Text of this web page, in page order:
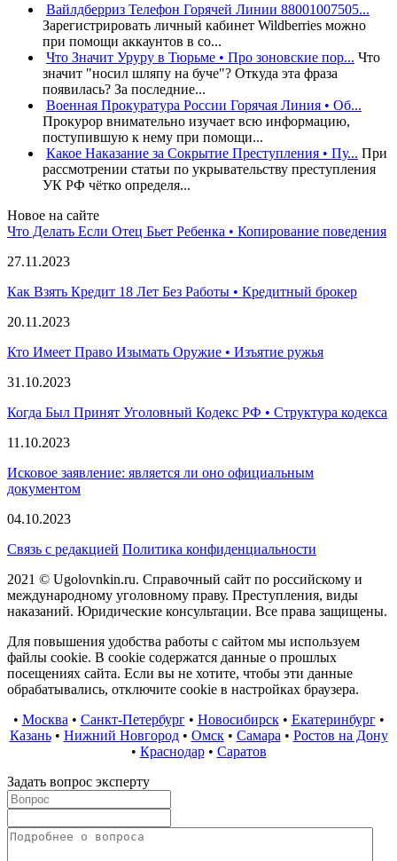
Вайлдберриз Телефон Горячей Линии 88001007505...
Зарегистрировать личный кабинет Wildberries можно
при помощи аккаунтов в со...
Что Значит Уруру в Тюрьме • Про зоновские пор... Что
значит "носил шляпу на буче"? Откуда эта фраза
появилась? За последние...
Военная Прокуратура России Горячая Линия • Об...
Прокурор внимательно изучает всю информацию,
поступившую к нему при помощи...
Какое Наказание за Сокрытие Преступления • Пу... При
рассмотрении статьи по укрывательству преступления
УК РФ чётко определя...
Новое на сайте
Что Делать Если Отец Бьет Ребенка • Копирование поведения
27.11.2023
Как Взять Кредит 18 Лет Без Работы • Кредитный брокер
20.11.2023
Кто Имеет Право Изымать Оружие • Изъятие ружья
31.10.2023
Когда Был Принят Уголовный Кодекс РФ • Структура кодекса
11.10.2023
Исковое заявление: является ли оно официальным
документом
04.10.2023
Связь с редакцией Политика конфиденциальности
2021 © Ugolovnkin.ru. Справочный сайт по российскому и
международному уголовному праву. Преступления, виды
наказаний. Юридические консультации. Все права защищены.
Для повышения удобства работы с сайтом мы используем
файлы cookie. В cookie содержатся данные о прошлых
посещениях сайта. Если вы не хотите, чтобы эти данные
обрабатывались, отключите cookie в настройках браузера.
• Москва • Санкт-Петербург• Новосибирск• Екатеринбург•
Казань• Нижний Новгород• Омск• Самара • Ростов на Дону
• Краснодар• Саратов
Задать вопрос эксперту